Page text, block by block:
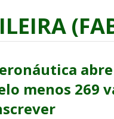
menos 269